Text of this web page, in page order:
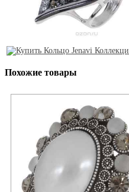
Похожие товары